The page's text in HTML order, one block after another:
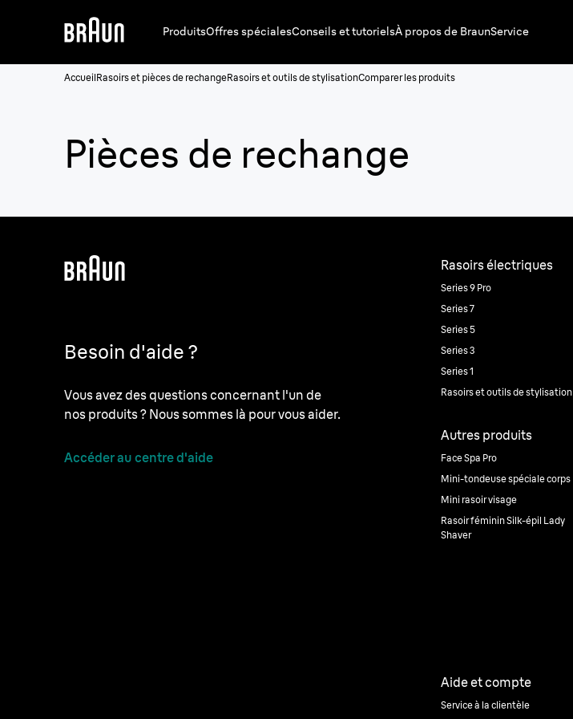
ProduitsOffres spécialesConseils et tutorielsÀ propos de BraunService
AccueilRasoirs et pièces de rechangeRasoirs et outils de stylisationComparer les produits
Pièces de rechange
Besoin d'aide ?
Vous avez des questions concernant l'un de
nos produits ? Nous sommes là pour vous aider.
Accéder au centre d'aide
Rasoirs électriques
Series 9 Pro
Series 7
Series 5
Series 3
Series 1
Rasoirs et outils de stylisation
Autres produits
Face Spa Pro
Mini-tondeuse spéciale corps
Mini rasoir visage
Rasoir féminin Silk-épil Lady
Shaver
Aide et compte
Service à la clientèle